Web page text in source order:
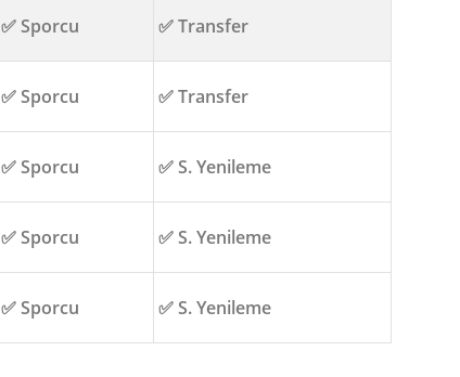
✅ Sporcu ✅ Transfer
✅ Sporcu ✅ Transfer
✅ Sporcu ✅ S. Yenileme
✅ Sporcu ✅ S. Yenileme
✅ Sporcu ✅ S. Yenileme